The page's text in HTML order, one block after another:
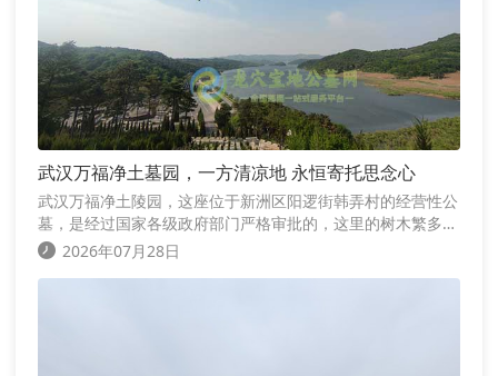
武汉万福净土墓园，一方清凉地 永恒寄托思念心
武汉万福净土陵园，这座位于新洲区阳逻街韩弄村的经营性公
墓，是经过国家各级政府部门严格审批的，这里的树木繁多，
构成了天然的绿色屏障，让整个园区环境安静舒适，仿佛置身
2026年07月28日